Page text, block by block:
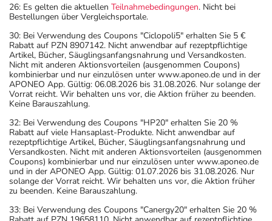
26: Es gelten die aktuellen Teilnahmebedingungen. Nicht bei
Bestellungen über Vergleichsportale.
30: Bei Verwendung des Coupons "Ciclopoli5" erhalten Sie 5 €
Rabatt auf PZN 8907142. Nicht anwendbar auf rezeptpflichtige
Artikel, Bücher, Säuglingsanfangsnahrung und Versandkosten.
Nicht mit anderen Aktionsvorteilen (ausgenommen Coupons)
kombinierbar und nur einzulösen unter www.aponeo.de und in der
APONEO App. Gültig: 06.08.2026 bis 31.08.2026. Nur solange der
Vorrat reicht. Wir behalten uns vor, die Aktion früher zu beenden.
Keine Barauszahlung.
32: Bei Verwendung des Coupons "HP20" erhalten Sie 20 %
Rabatt auf viele Hansaplast-Produkte. Nicht anwendbar auf
rezeptpflichtige Artikel, Bücher, Säuglingsanfangsnahrung und
Versandkosten. Nicht mit anderen Aktionsvorteilen (ausgenommen
Coupons) kombinierbar und nur einzulösen unter www.aponeo.de
und in der APONEO App. Gültig: 01.07.2026 bis 31.08.2026. Nur
solange der Vorrat reicht. Wir behalten uns vor, die Aktion früher
zu beenden. Keine Barauszahlung.
33: Bei Verwendung des Coupons "Canergy20" erhalten Sie 20 %